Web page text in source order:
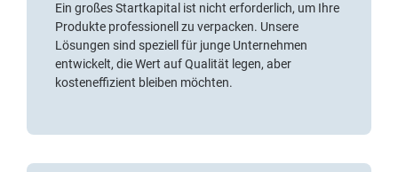
Ein großes Startkapital ist nicht erforderlich, um Ihre
Produkte professionell zu verpacken. Unsere
Lösungen sind speziell für junge Unternehmen
entwickelt, die Wert auf Qualität legen, aber
kosteneffizient bleiben möchten.